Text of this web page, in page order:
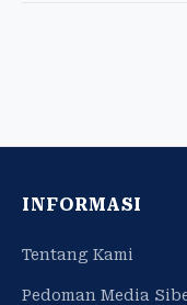
INFORMASI
Tentang Kami
Pedoman Media